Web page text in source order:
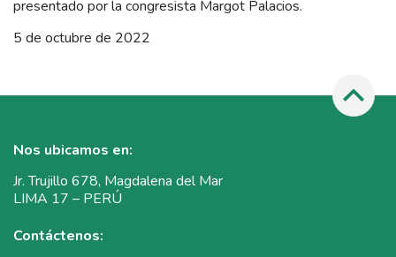
presentado por la congresista Margot Palacios.
5 de octubre de 2022
Nos ubicamos en:
Jr. Trujillo 678, Magdalena del Mar
LIMA 17 – PERÚ
Contáctenos: